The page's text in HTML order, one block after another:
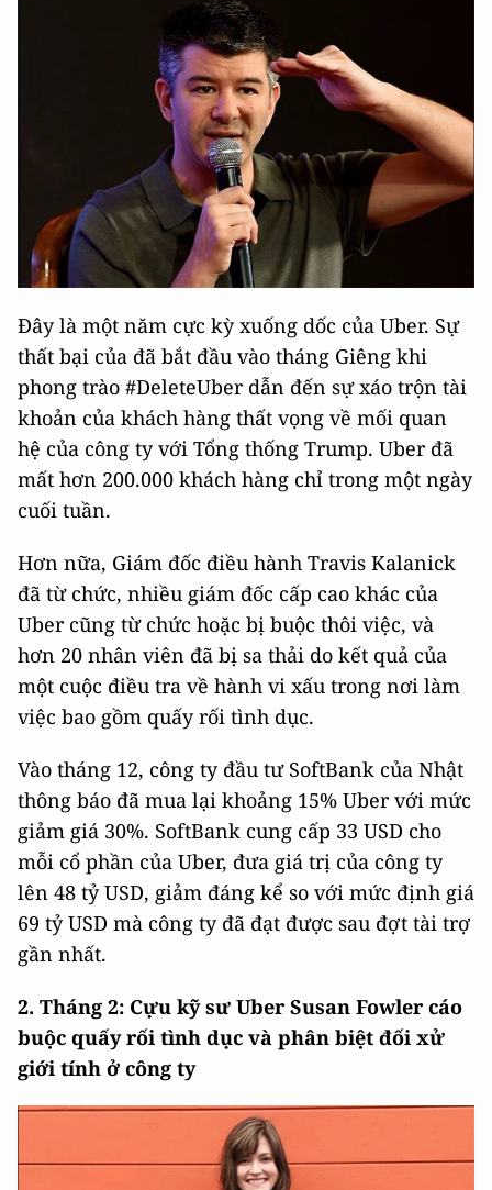
Đây là một năm cực kỳ xuống dốc của Uber. Sự
thất bại của đã bắt đầu vào tháng Giêng khi
phong trào #DeleteUber dẫn đến sự xáo trộn tài
khoản của khách hàng thất vọng về mối quan
hệ của công ty với Tổng thống Trump. Uber đã
mất hơn 200.000 khách hàng chỉ trong một ngày
cuối tuần.
Hơn nữa, Giám đốc điều hành Travis Kalanick
đã từ chức, nhiều giám đốc cấp cao khác của
Uber cũng từ chức hoặc bị buộc thôi việc, và
hơn 20 nhân viên đã bị sa thải do kết quả của
một cuộc điều tra về hành vi xấu trong nơi làm
việc bao gồm quấy rối tình dục.
Vào tháng 12, công ty đầu tư SoftBank của Nhật
thông báo đã mua lại khoảng 15% Uber với mức
giảm giá 30%. SoftBank cung cấp 33 USD cho
mỗi cổ phần của Uber, đưa giá trị của công ty
lên 48 tỷ USD, giảm đáng kể so với mức định giá
69 tỷ USD mà công ty đã đạt được sau đợt tài trợ
gần nhất.
2. Tháng 2: Cựu kỹ sư Uber Susan Fowler cáo
buộc quấy rối tình dục và phân biệt đối xử
giới tính ở công ty